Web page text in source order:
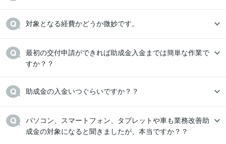
対象となる経費かどうか微妙です。
最初の交付申請ができれば助成金入金までは簡単な作業で
すか？？
助成金の入金いつぐらいですか？？
パソコン、スマートフォン、タブレットや車も業務改善助
成金の対象になると聞きましたが、本当ですか？？